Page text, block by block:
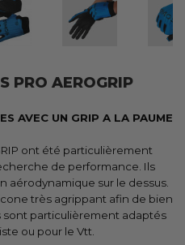
PRO AEROGRIP
AVEC UN GRIP A LA PAUME
ont été particulièrement
de performance. Ils
aérodynamique sur le dessus.
très agrippant afin de bien
sont particulièrement adaptés
ou pour le Vtt.